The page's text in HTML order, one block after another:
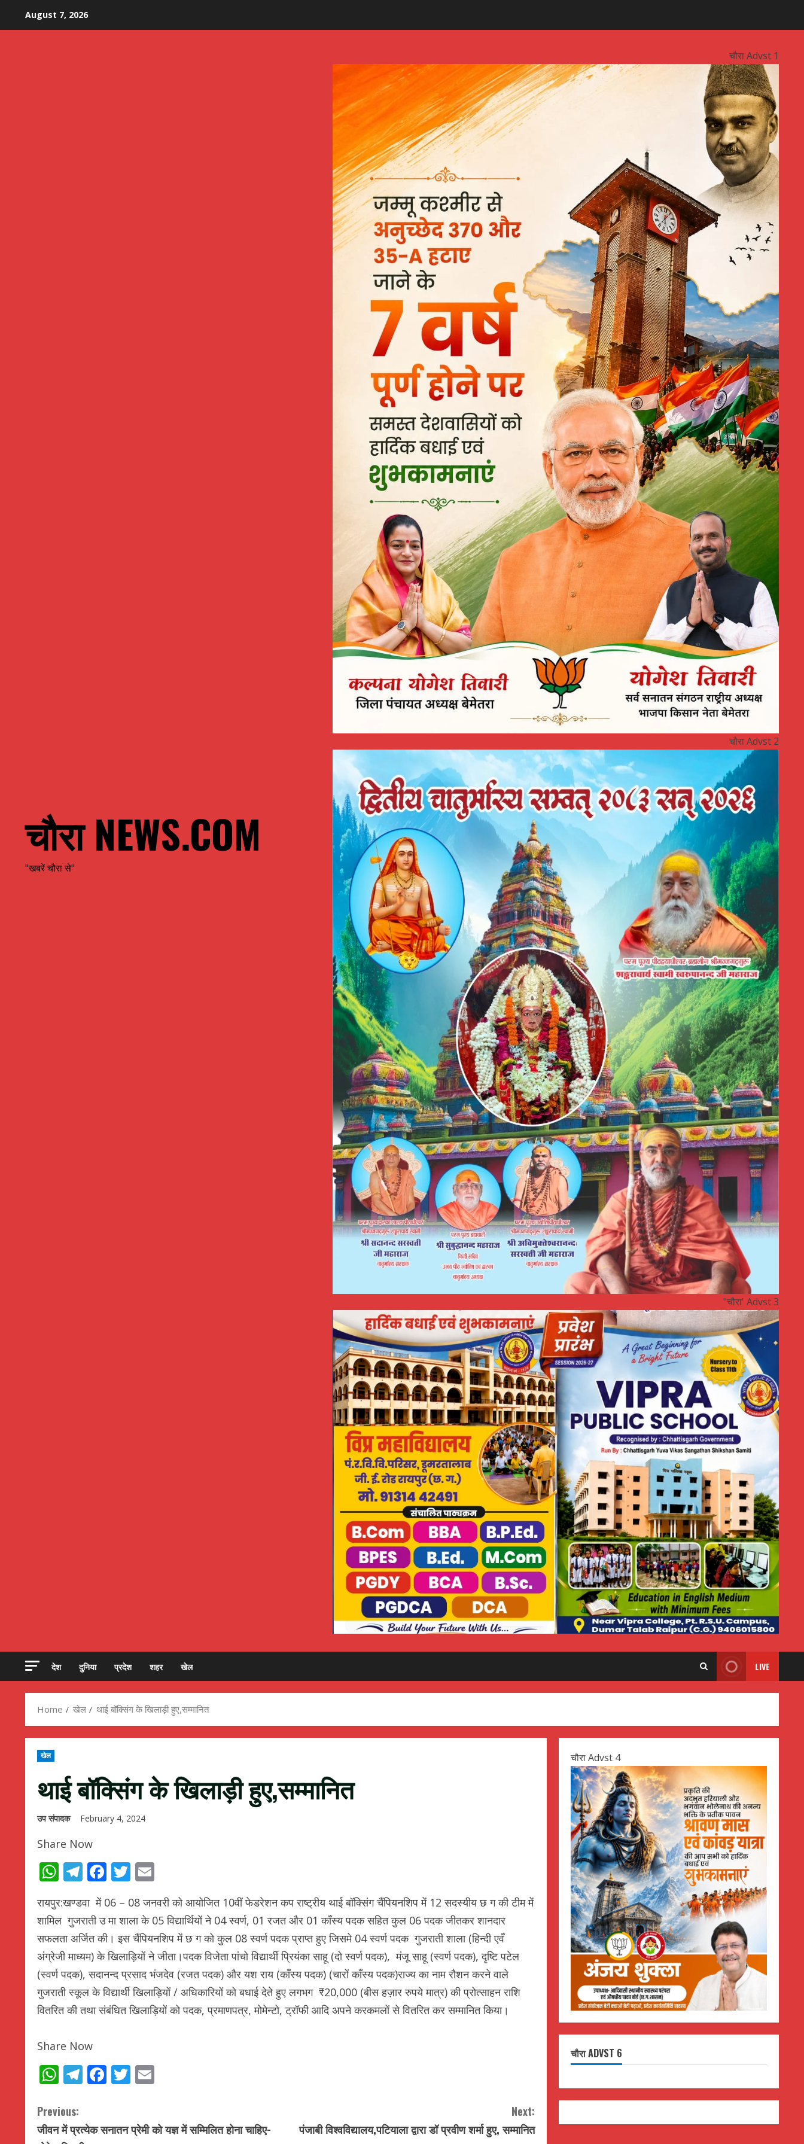
August 7, 2026
चौरा NEWS.COM
"खबरें चौरा से"
चौरा Advst 1
चौरा Advst 2
"चौरा' Advst 3
देश दुनिया प्रदेश शहर खेल LIVE
Home खेल थाई बॉक्सिंग के खिलाड़ी हुए,सम्मानित
खेल
थाई बॉक्सिंग के खिलाड़ी हुए,सम्मानित
उप संपादक February 4, 2024
Share Now
WhatsApp
Telegram
Facebook
Twitter
रायपुर:खण्डवा में 06 – 08 जनवरी को आयोजित 10वीं फेडरेशन कप राष्ट्रीय थाई बॉक्सिंग चैंपियनशिप में 12 सदस्यीय छ ग की टीम में
शामिल गुजराती उ मा शाला के 05 विद्यार्थियों ने 04 स्वर्ण, 01 रजत और 01 काँस्य पदक सहित कुल 06 पदक जीतकर शानदार
सफलता अर्जित की। इस चैंपियनशिप में छ ग को कुल 08 स्वर्ण पदक प्राप्त हुए जिसमे 04 स्वर्ण पदक गुजराती शाला (हिन्दी एवँ
अंग्रेजी माध्यम) के खिलाड़ियों ने जीता।पदक विजेता पांचो विद्यार्थी प्रियंका साहू (दो स्वर्ण पदक), मंजू साहू (स्वर्ण पदक), दृष्टि पटेल
(स्वर्ण पदक), सदानन्द प्रसाद भंजदेव (रजत पदक) और यश राय (काँस्य पदक) (चारों काँस्य पदक)राज्य का नाम रौशन करने वाले
गुजराती स्कूल के विद्यार्थी खिलाड़ियों / अधिकारियों को बधाई देते हुए लगभग ₹20,000 (बीस हज़ार रुपये मात्र) की प्रोत्साहन राशि
वितरित की तथा संबंधित खिलाड़ियों को पदक, प्रमाणपत्र, मोमेन्टो, ट्रॉफी आदि अपने करकमलों से वितरित कर सम्मानित किया।
Share Now
WhatsApp
Telegram
Facebook
Twitter
C
Previous:
जीवन में प्रत्येक सनातन प्रेमी को यज्ञ में सम्मिलित होना चाहिए-
Next:
पंजाबी विश्वविद्यालय,पटियाला द्वारा डॉ प्रवीण शर्मा हुए, सम्मानित
चौरा Advst 4
चौरा ADVST 6